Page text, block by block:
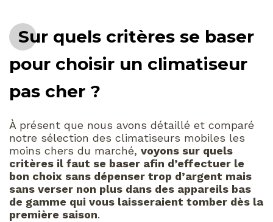
Sur quels critères se baser
pour choisir un climatiseur
pas cher ?
À présent que nous avons détaillé et comparé
notre sélection des climatiseurs mobiles les
moins chers du marché, voyons sur quels
critères il faut se baser afin d’effectuer le
bon choix sans dépenser trop d’argent mais
sans verser non plus dans des appareils bas
de gamme qui vous laisseraient tomber dès la
première saison.